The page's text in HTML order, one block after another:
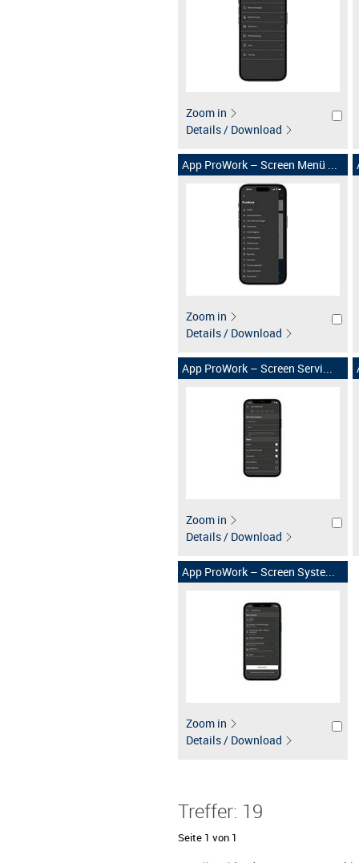
Zoom in
Details / Download
App ProWork – Screen Menü ...
Zoom in
Details / Download
App ProWork – Screen Servi...
Zoom in
Details / Download
App ProWork – Screen Syste...
Zoom in
Details / Download
Treffer: 19
Seite 1 von 1